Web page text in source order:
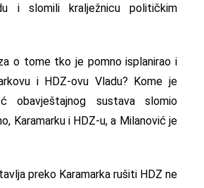
i slomili kralježnicu političkim
o tome tko je pomno isplanirao i
i HDZ-ovu Vladu? Kome je
obavještajnog sustava slomio
Karamarku i HDZ-u, a Milanović je
preko Karamarka rušiti HDZ ne